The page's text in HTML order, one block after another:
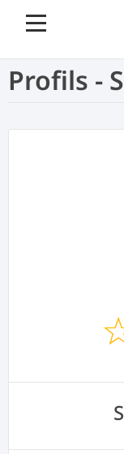
Profils -